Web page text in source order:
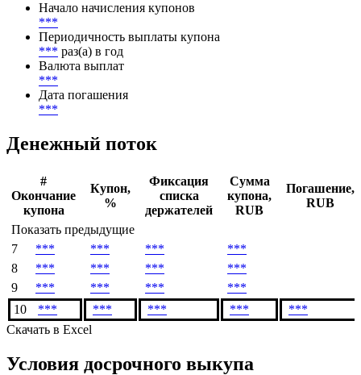
Начало начисления купонов
***
Периодичность выплаты купона
*** раз(а) в год
Валюта выплат
***
Дата погашения
***
Денежный поток
#
Окончание
купона
Купон,
%
Фиксация
списка
держателей
Сумма
купона,
RUB
Погашение,
RUB
Показать предыдущие
7
*** *** ***
***
8
*** *** ***
***
9
*** *** ***
***
10
*** *** *** ***
***
Скачать в Excel
Условия досрочного выкупа